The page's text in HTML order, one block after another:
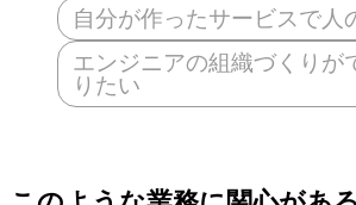
自分が作ったサービスで人
エンジニアの組織づくりが
りたい